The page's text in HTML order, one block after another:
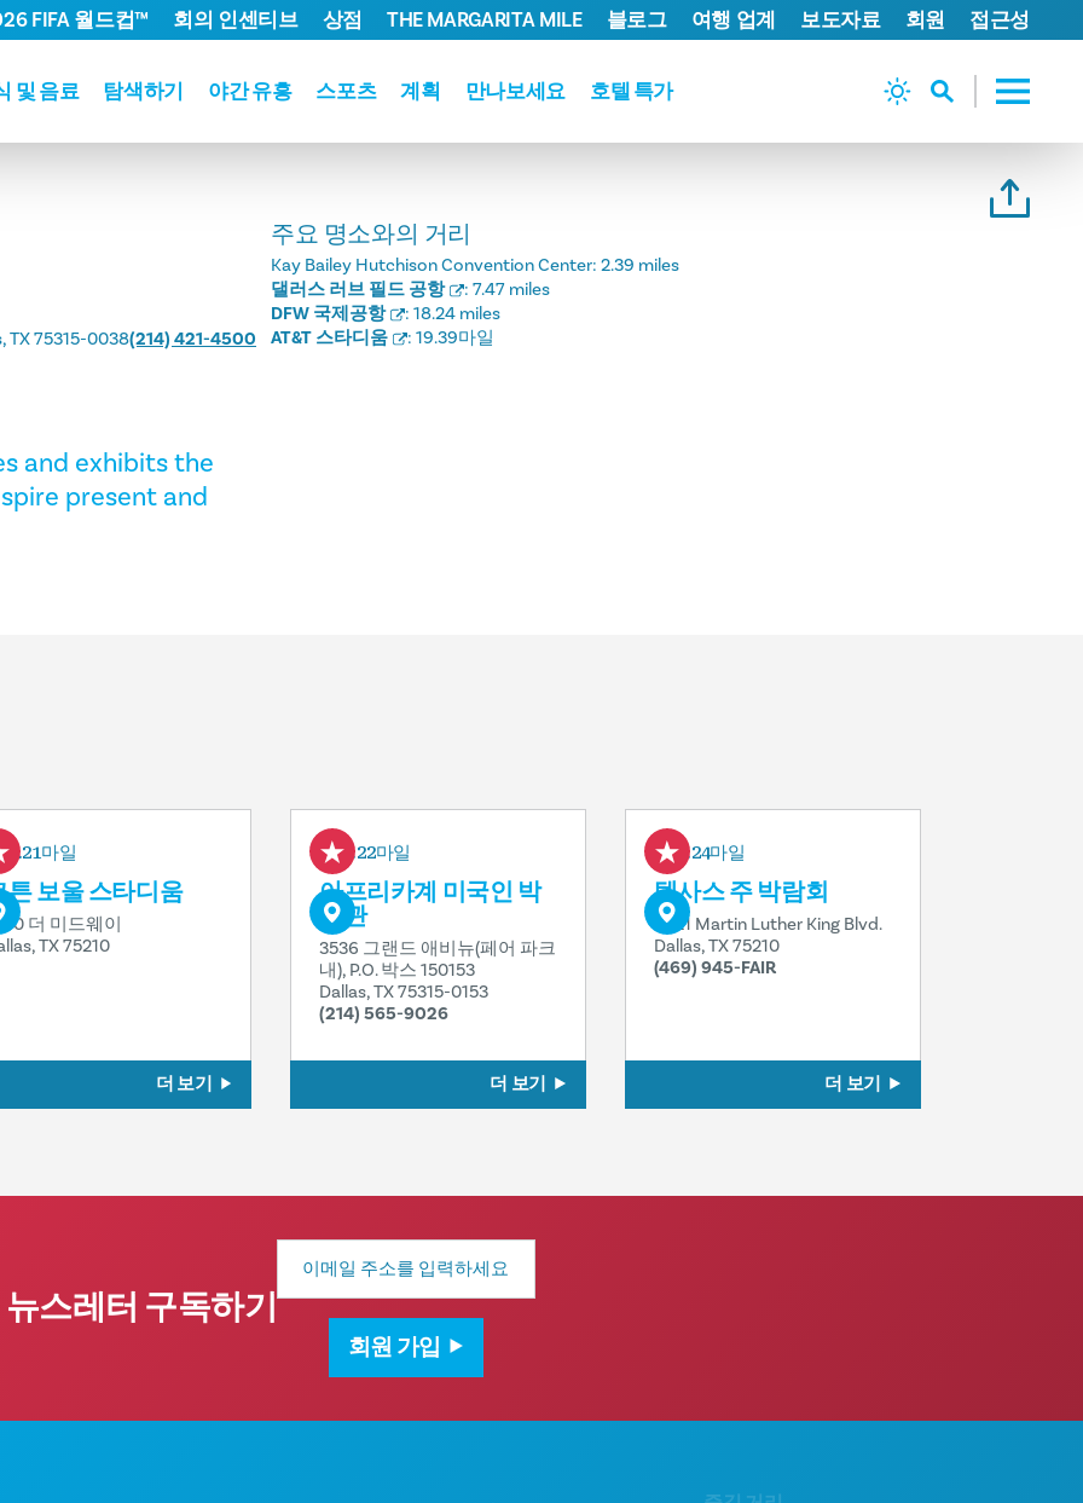
및 음료 탐색하기 야간 유흥 스포츠 계획 만나보세요 호텔 특가
FIFA 월드컵™ 회의 인센티브 상점 THE MARGARITA MILE 블로그 여행 업계 보도자료 회원 접근성
TX 75315-0038(214) 421-4500
and exhibits the
present and
주요 명소와의 거리
Kay Bailey Hutchison Convention Center: 2.39 miles
댈러스 러브 필드 공항
: 7.47 miles
DFW 국제공항
: 18.24 miles
AT&T 스타디움
: 19.39마일
0.21마일
튼 보울 스타디움
더 미드웨이
TX 75210
더 보기
0.22마일
아프리카계 미국인 박
물관
3536 그랜드 애비뉴(페어 파크
내), P.O. 박스 150153
Dallas, TX 75315-0153
(214) 565-9026
더 보기
0.24마일
텍사스 주 박람회
3921 Martin Luther King Blvd.
Dallas, TX 75210
(469) 945-FAIR
더 보기
뉴스레터 구독하기
이
주
회원 가입